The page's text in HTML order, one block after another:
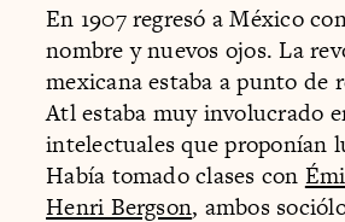
En 1907 regresó a México
nombre y nuevos ojos. La
mexicana estaba a punto de
Atl estaba muy involucrado
intelectuales que proponían
Había tomado clases con
Henri Bergson, ambos